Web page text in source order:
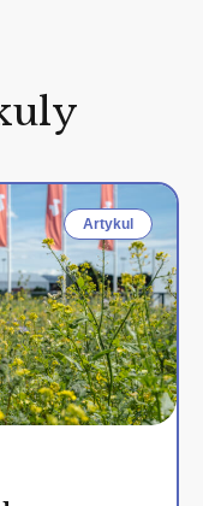
Artykul